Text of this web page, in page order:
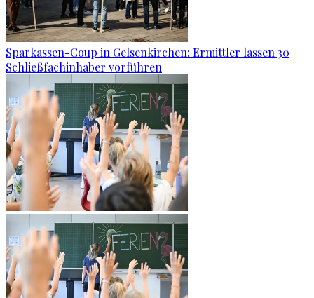
Sparkassen-Coup in Gelsenkirchen: Ermittler lassen 30
Schließfachinhaber vorführen